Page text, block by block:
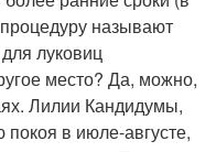
называют
луковиц
место? Да, можно,
Лилии Кандидумы,
покоя в июле-августе,